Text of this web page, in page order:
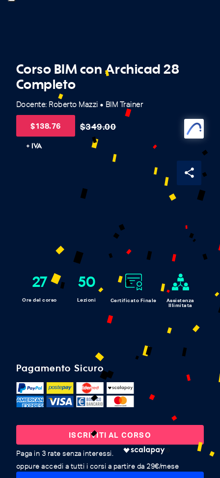
Corso BIM con Archicad 28
Completo
Docente: Roberto Mazzi fiber_manual_record BIM Trainer
$349.00
$138.76
+ IVA
share
27
Ore del corso
50
Lezioni Certificato Finale
Assistenza
Illimitata
Pagamento Sicuro
ISCRIVITI AL CORSO
oppure accedi a tutti i corsi a partire da 29€/mese